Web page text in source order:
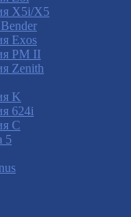
X5i/X5
Exos
PM II
Zenith
K
624i
С
5